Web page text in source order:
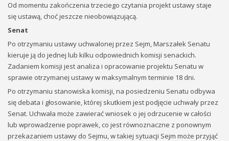
Od momentu zakończenia trzeciego czytania projekt ustawy staje
się ustawą, choć jeszcze nieobowiązującą.
Senat
Po otrzymaniu ustawy uchwalonej przez Sejm, Marszałek Senatu
kieruje ją do jednej lub kilku odpowiednich komisji senackich.
Zadaniem komisji jest analiza i opracowanie projektu Senatu w
sprawie otrzymanej ustawy w maksymalnym terminie 18 dni.
Po otrzymaniu stanowiska komisji, na posiedzeniu Senatu odbywa
się debata i głosowanie, której skutkiem jest podjęcie uchwały przez
Senat. Uchwała może zawierać wniosek o jej odrzucenie w całości
lub wprowadzenie poprawek, co jest równoznaczne z ponownym
przekazaniem ustawy do Sejmu, w takiej sytuacji Sejm może przyjąć